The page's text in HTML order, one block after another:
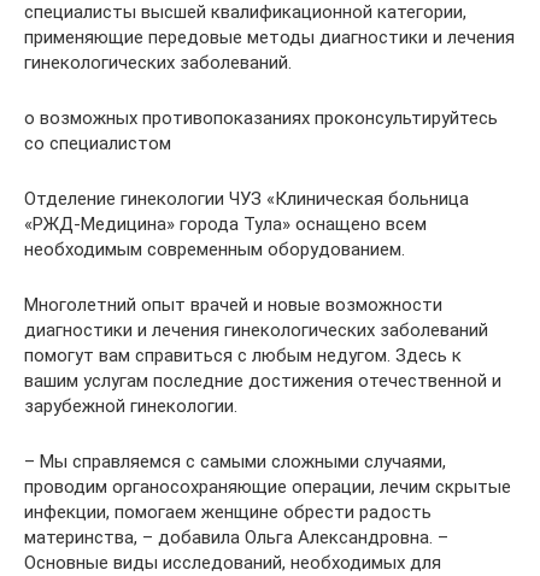
специалисты высшей квалификационной категории,
применяющие передовые методы диагностики и лечения
гинекологических заболеваний.
о возможных противопоказаниях проконсультируйтесь
со специалистом
Отделение гинекологии ЧУЗ «Клиническая больница
«РЖД-Медицина» города Тула» оснащено всем
необходимым современным оборудованием.
Многолетний опыт врачей и новые возможности
диагностики и лечения гинекологических заболеваний
помогут вам справиться с любым недугом. Здесь к
вашим услугам последние достижения отечественной и
зарубежной гинекологии.
– Мы справляемся с самыми сложными случаями,
проводим органосохраняющие операции, лечим скрытые
инфекции, помогаем женщине обрести радость
материнства, – добавила Ольга Александровна. –
Основные виды исследований, необходимых для